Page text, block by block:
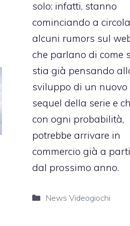
solo: infatti, stanno
cominciando a
alcuni rumors sul
che parlano di come
stia già pensando
sviluppo di un nuovo
sequel della serie e
con ogni probabilità,
potrebbe arrivare in
commercio già a
dal prossimo anno.
Categorie
News Videogiochi